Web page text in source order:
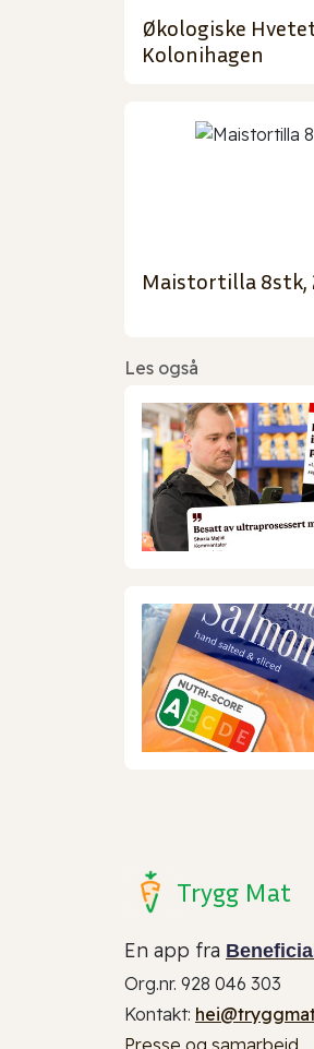
Økologiske
Kolonihagen
Maistortilla 8stk,
Les også
Trygg Mat
En app fra
Org.nr. 928 046 303
Kontakt: